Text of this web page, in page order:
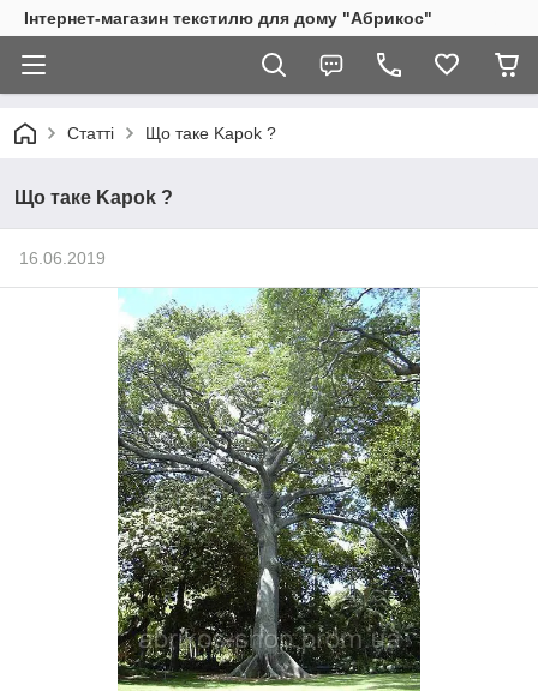
Інтернет-магазин текстилю для дому "Абрикос"
Статті Що таке Kapok ?
Що таке Kapok ?
16.06.2019